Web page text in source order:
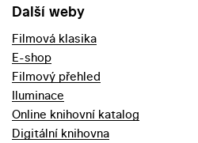
Další weby
Filmová klasika
E-shop
Filmový přehled
Iluminace
Online knihovní katalog
Digitální knihovna